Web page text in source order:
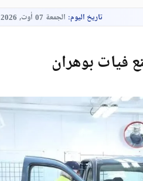
تاريخ اليوم: الجمعة 07 أوت, 2026
فيات بوهران